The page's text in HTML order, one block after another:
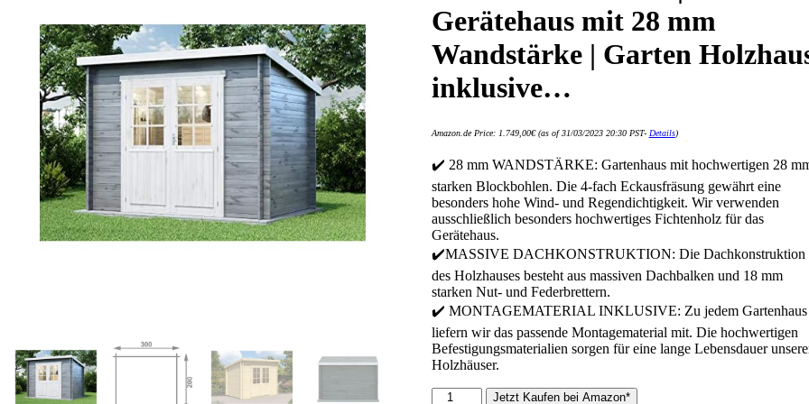
Gerätehaus mit 28 mm
Wandstärke | Garten
inklusive…
Amazon.de Price: 1.749,00€(as of 31/03/2023 20:30 PST- Details)
✔️ 28 mm WANDSTÄRKE: Gartenhaus mit hochwertigen 28
starken Blockbohlen. Die 4-fach Eckausfräsung gewährt eine
besonders hohe Wind- und Regendichtigkeit. Wir verwenden
ausschließlich besonders hochwertiges Fichtenholz für das
Gerätehaus.
✔️MASSIVE DACHKONSTRUKTION: Die Dachkonstruktion
des Holzhauses besteht aus massiven Dachbalken und 18 mm
starken Nut- und Federbrettern.
✔️ MONTAGEMATERIAL INKLUSIVE: Zu jedem Gartenhaus
liefern wir das passende Montagematerial mit. Die hochwertigen
Befestigungsmaterialien sorgen für eine lange Lebensdauer
Holzhäuser.
Alpholz
Jetzt Kaufen bei Amazon*